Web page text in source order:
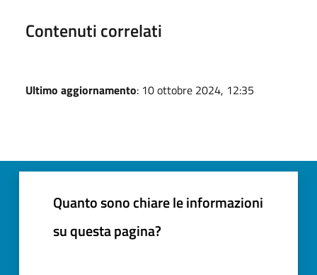
Contenuti correlati
Ultimo aggiornamento: 10 ottobre 2024, 12:35
Quanto sono chiare le informazioni
su questa pagina?